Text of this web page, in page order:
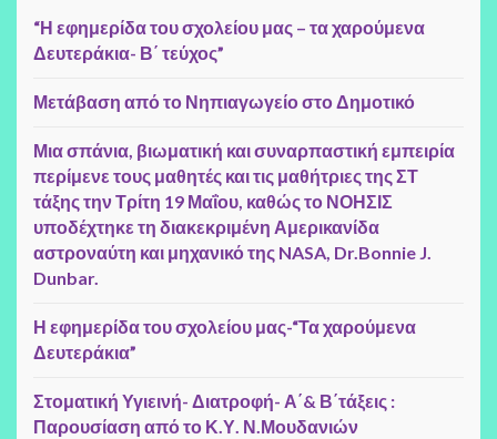
“Η εφημερίδα του σχολείου μας – τα χαρούμενα
Δευτεράκια- Β΄ τεύχος”
Μετάβαση από το Νηπιαγωγείο στο Δημοτικό
Μια σπάνια, βιωματική και συναρπαστική εμπειρία
περίμενε τους μαθητές και τις μαθήτριες της ΣΤ
τάξης την Τρίτη 19 Μαΐου, καθώς το ΝΟΗΣΙΣ
υποδέχτηκε τη διακεκριμένη Αμερικανίδα
αστροναύτη και μηχανικό της NASA, Dr.Bonnie J.
Dunbar.
Η εφημερίδα του σχολείου μας-“Τα χαρούμενα
Δευτεράκια”
Στοματική Υγιεινή- Διατροφή- Α΄& Β΄τάξεις :
Παρουσίαση από το Κ.Υ. Ν.Μουδανιών